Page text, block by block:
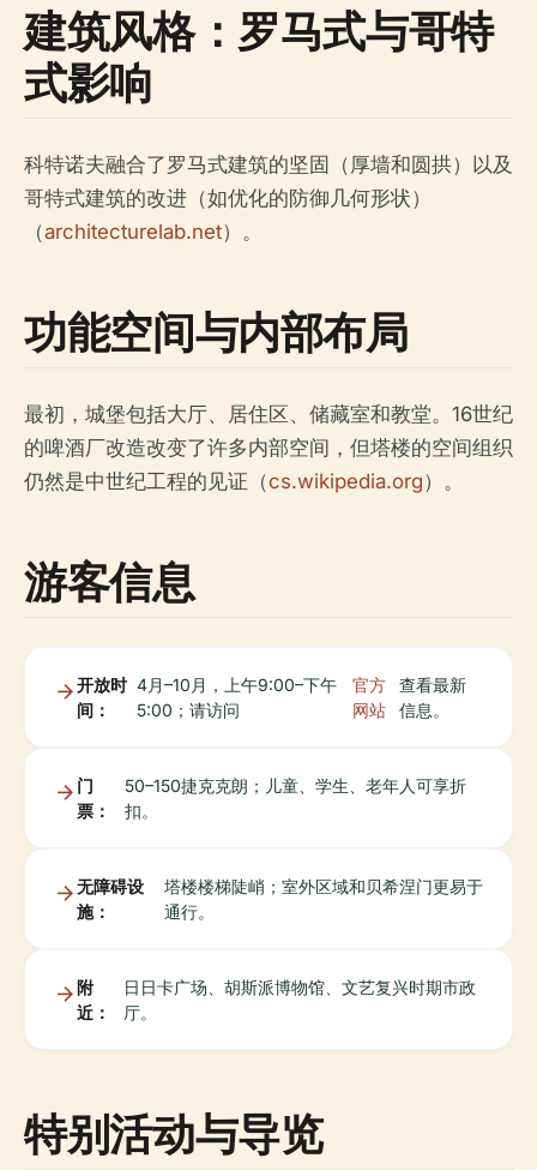
建筑风格：罗马式与哥特
式影响
科特诺夫融合了罗马式建筑的坚固（厚墙和圆拱）以及
哥特式建筑的改进（如优化的防御几何形状）
（architecturelab.net）。
功能空间与内部布局
最初，城堡包括大厅、居住区、储藏室和教堂。16世纪
的啤酒厂改造改变了许多内部空间，但塔楼的空间组织
仍然是中世纪工程的见证（cs.wikipedia.org）。
游客信息
开放时
间：
4月–10月，上午9:00–下午
5:00；请访问
官方
网站
查看最新
信息。
门
票：
50–150捷克克朗；儿童、学生、老年人可享折
扣。
无障碍设
施：
塔楼楼梯陡峭；室外区域和贝希涅门更易于
通行。
附
近：
日日卡广场、胡斯派博物馆、文艺复兴时期市政
厅。
特别活动与导览